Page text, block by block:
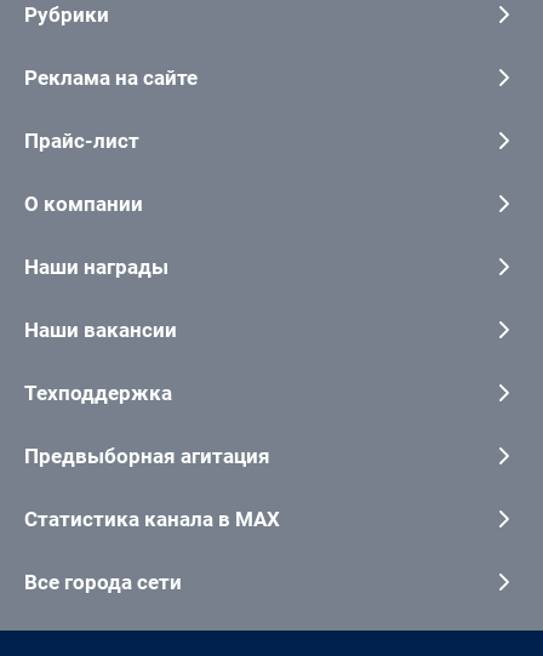
Рубрики
Реклама на сайте
Прайс-лист
О компании
Наши награды
Наши вакансии
Техподдержка
Предвыборная агитация
Статистика канала в MAX
Все города сети